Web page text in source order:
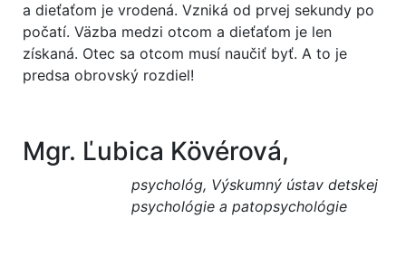
a dieťaťom je vrodená. Vzniká od prvej sekundy po
počatí. Väzba medzi otcom a dieťaťom je len
získaná. Otec sa otcom musí naučiť byť. A to je
predsa obrovský rozdiel!
Mgr. Ľubica Kövérová,
psychológ, Výskumný ústav detskej
psychológie a patopsychológie